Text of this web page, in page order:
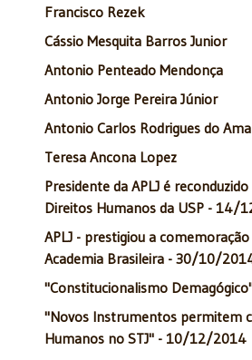
Francisco Rezek
Cássio Mesquita Barros Junior
Antonio Penteado Mendonça
Antonio Jorge Pereira Júnior
Antonio Carlos Rodrigues do
Teresa Ancona Lopez
Presidente da APLJ é
Direitos Humanos da USP - 14/
APLJ - prestigiou a
Academia Brasileira - 30/10/
"Constitucionalismo
"Novos Instrumentos permitem
Humanos no STJ" - 10/12/2014